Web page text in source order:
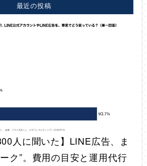
最近の投稿
人に聞いた】LINE広告、ま
ク”。費用の目安と運用代行